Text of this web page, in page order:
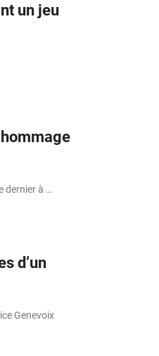
un jeu
dernier à …
d’un
Genevoix